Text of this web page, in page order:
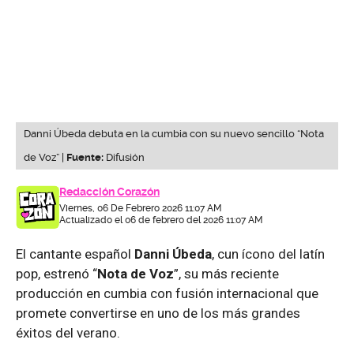
Danni Úbeda debuta en la cumbia con su nuevo sencillo “Nota
de Voz” | Fuente: Difusión
Redacción Corazón
Viernes, 06 De Febrero 2026 11:07 AM
Actualizado el 06 de febrero del 2026 11:07 AM
El cantante español Danni Úbeda, cun ícono del latín
pop, estrenó “Nota de Voz”, su más reciente
producción en cumbia con fusión internacional que
promete convertirse en uno de los más grandes
éxitos del verano.